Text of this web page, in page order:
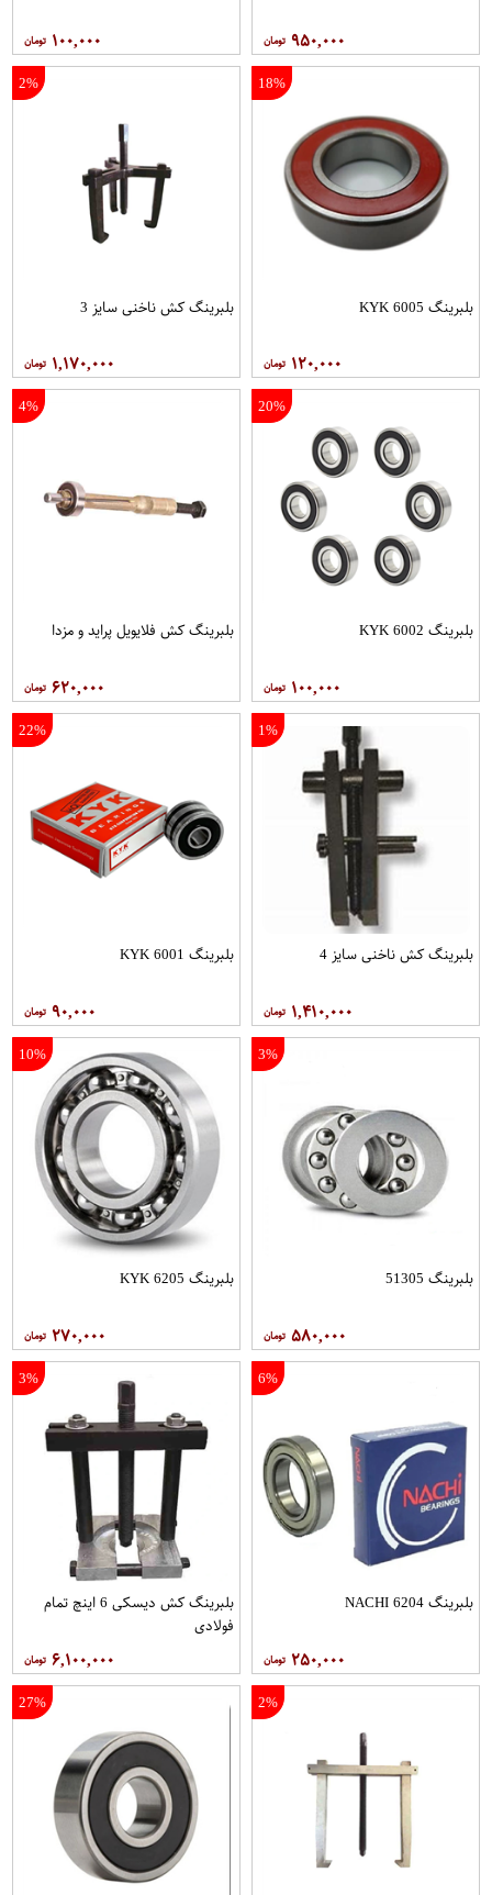
۹۵۰,۰۰۰ ۱۰۰,۰۰۰
18%
بلبرینگ 6005 KYK
۱۲۰,۰۰۰
2%
بلبرینگ کش ناخنی سایز 3
۱,۱۷۰,۰۰۰
20%
بلبرینگ 6002 KYK
۱۰۰,۰۰۰
4%
بلبرینگ کش فلایویل پراید و مزدا
۶۲۰,۰۰۰
1%
بلبرینگ کش ناخنی سایز 4
۱,۴۱۰,۰۰۰
22%
بلبرینگ 6001 KYK
۹۰,۰۰۰
3%
بلبرینگ 51305
۵۸۰,۰۰۰
10%
بلبرینگ 6205 KYK
۲۷۰,۰۰۰
6%
بلبرینگ 6204 NACHI
۲۵۰,۰۰۰
3%
بلبرینگ کش دیسکی 6 اینچ تمام
فولادی
۶,۱۰۰,۰۰۰
2%
27%